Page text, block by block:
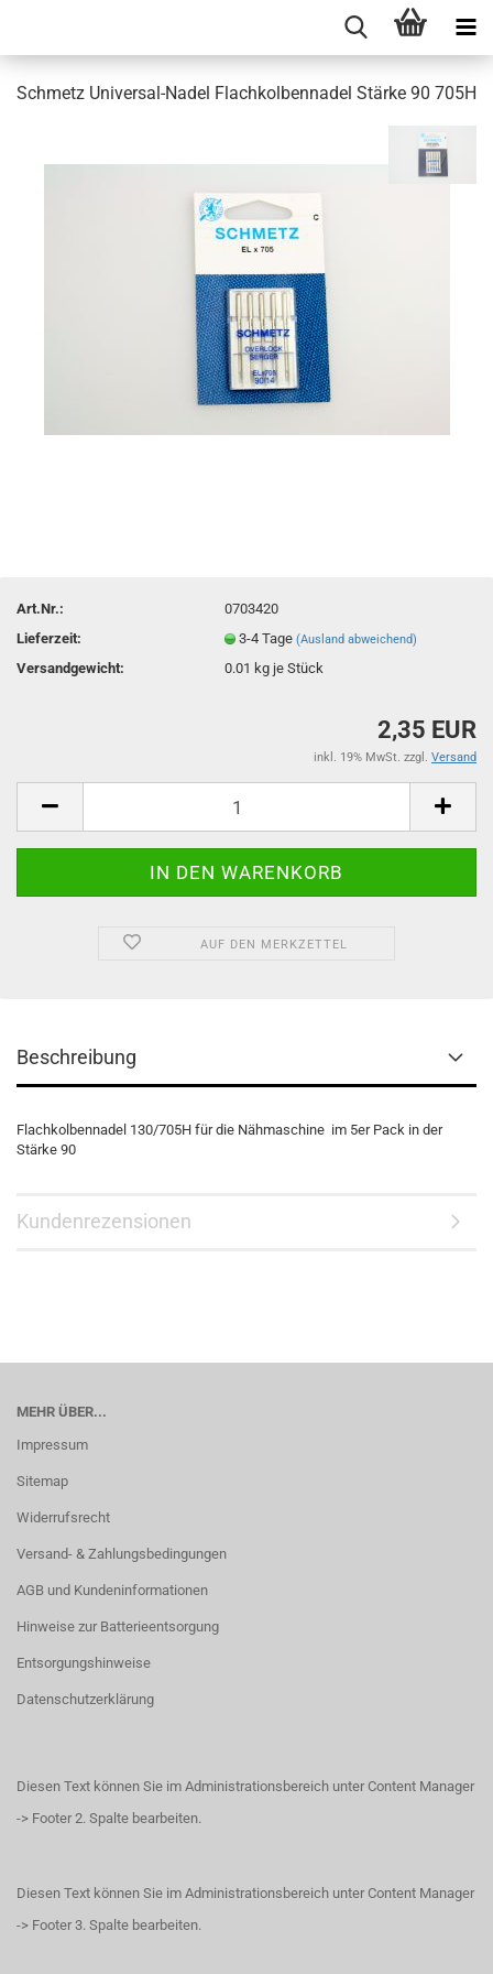
Schmetz Universal-Nadel Flachkolbennadel Stärke 90 705H
Art.Nr.:
0703420
Lieferzeit:
3-4 Tage(Ausland abweichend)
Versandgewicht: 0.01 kg je Stück
2,35 EUR
inkl. 19% MwSt. zzgl. Versand
AUF DEN MERKZETTEL
Beschreibung
Flachkolbennadel 130/705H für die Nähmaschine im 5er Pack in der
Stärke 90
Kundenrezensionen
MEHR ÜBER...
Impressum
Sitemap
Widerrufsrecht
Versand- & Zahlungsbedingungen
AGB und Kundeninformationen
Hinweise zur Batterieentsorgung
Entsorgungshinweise
Datenschutzerklärung
Diesen Text können Sie im Administrationsbereich unter Content Manager
-> Footer 2. Spalte bearbeiten.
Diesen Text können Sie im Administrationsbereich unter Content Manager
-> Footer 3. Spalte bearbeiten.